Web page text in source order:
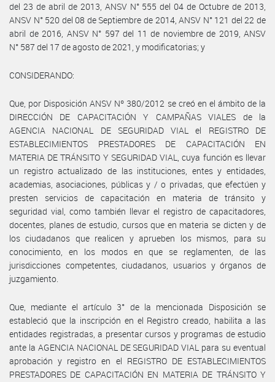
del 23 de abril de 2013, ANSV N° 555 del 04 de Octubre de 2013,
ANSV N° 520 del 08 de Septiembre de 2014, ANSV N° 121 del 22 de
abril de 2016, ANSV N° 597 del 11 de noviembre de 2019, ANSV
N° 587 del 17 de agosto de 2021, y modificatorias; y
CONSIDERANDO:
Que, por Disposición ANSV Nº 380/2012 se creó en el ámbito de la
DIRECCIÓN DE CAPACITACIÓN Y CAMPAÑAS VIALES de la
AGENCIA NACIONAL DE SEGURIDAD VIAL el REGISTRO DE
ESTABLECIMIENTOS PRESTADORES DE CAPACITACIÓN EN
MATERIA DE TRÁNSITO Y SEGURIDAD VIAL, cuya función es llevar
un registro actualizado de las instituciones, entes y entidades,
academias, asociaciones, públicas y / o privadas, que efectúen y
presten servicios de capacitación en materia de tránsito y
seguridad vial, como también llevar el registro de capacitadores,
docentes, planes de estudio, cursos que en materia se dicten y de
los ciudadanos que realicen y aprueben los mismos, para su
conocimiento, en los modos en que se reglamenten, de las
jurisdicciones competentes, ciudadanos, usuarios y órganos de
juzgamiento.
Que, mediante el artículo 3° de la mencionada Disposición se
estableció que la inscripción en el Registro creado, habilita a las
entidades registradas, a presentar cursos y programas de estudio
ante la AGENCIA NACIONAL DE SEGURIDAD VIAL para su eventual
aprobación y registro en el REGISTRO DE ESTABLECIMIENTOS
PRESTADORES DE CAPACITACIÓN EN MATERIA DE TRÁNSITO Y